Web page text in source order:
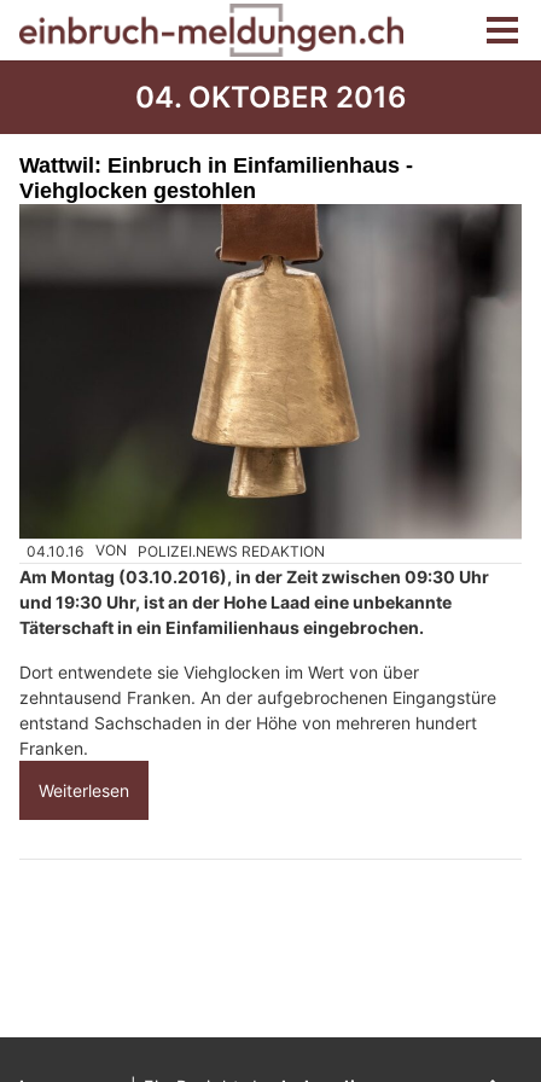
04. OKTOBER 2016
Wattwil: Einbruch in Einfamilienhaus -
Viehglocken gestohlen
04.10.16 VON POLIZEI.NEWS REDAKTION
Am Montag (03.10.2016), in der Zeit zwischen 09:30 Uhr
und 19:30 Uhr, ist an der Hohe Laad eine unbekannte
Täterschaft in ein Einfamilienhaus eingebrochen.
Dort entwendete sie Viehglocken im Wert von über
zehntausend Franken. An der aufgebrochenen Eingangstüre
entstand Sachschaden in der Höhe von mehreren hundert
Franken.
Weiterlesen